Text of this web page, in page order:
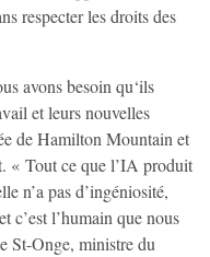
respecterlesdroitsdes
avons besoin qu‘ils
et leurs nouvelles
de Hamilton Mountain et
« Tout ce que l’IA produit
n’a pas d’ingéniosité,
c’est l’humain que nous
St-Onge, ministre du